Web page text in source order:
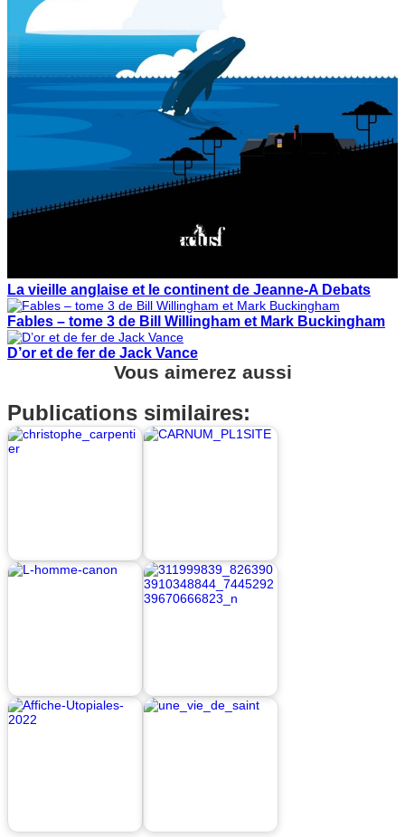
La vieille anglaise et le continent de Jeanne-A Debats
Fables – tome 3 de Bill Willingham et Mark Buckingham
D’or et de fer de Jack Vance
Vous aimerez aussi
Publications similaires: